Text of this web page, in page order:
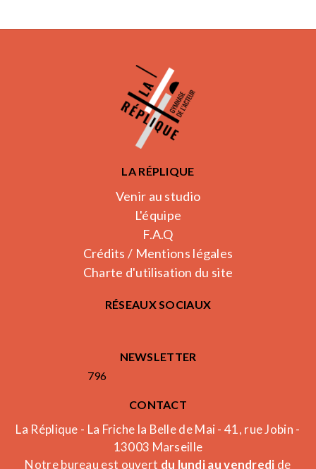
LA RÉPLIQUE
Venir au studio
L'équipe
F.A.Q
Crédits / Mentions légales
Charte d'utilisation du site
RÉSEAUX SOCIAUX
NEWSLETTER
796
CONTACT
La Réplique - La Friche la Belle de Mai - 41, rue Jobin -
13003 Marseille
Notre bureau est ouvert du lundi au vendredi de